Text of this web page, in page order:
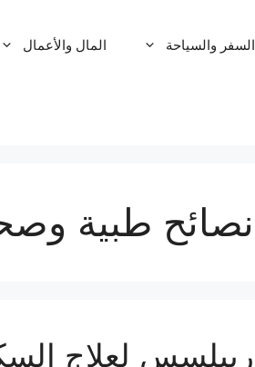
السفر والسياحة المال والأعمال
نصائح طبية
ريبلسس لعلاج